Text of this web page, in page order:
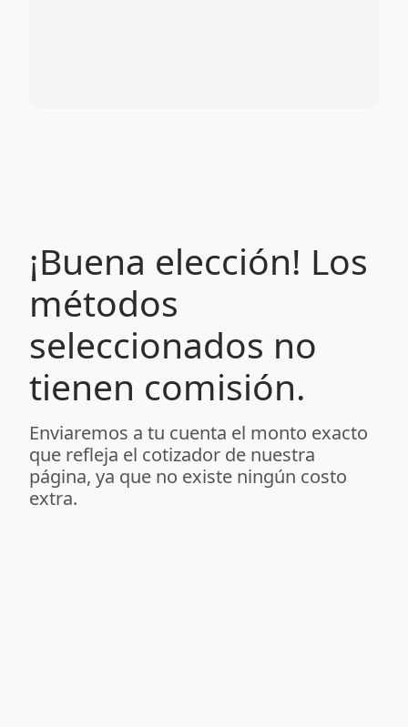
¡Buena elección! Los
métodos
seleccionados no
tienen comisión.
Enviaremos a tu cuenta el monto exacto
que refleja el cotizador de nuestra
página, ya que no existe ningún costo
extra.